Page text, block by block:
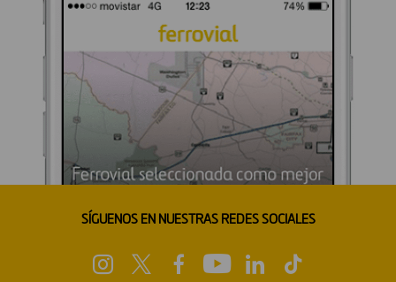
SÍGUENOS EN NUESTRAS REDES SOCIALES